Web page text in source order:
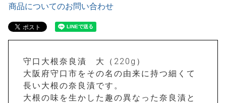
商品についてのお問い合わせ
守口大根奈良漬 大（220g）
大阪府守口市をその名の由来に持つ細くて
長い大根の奈良漬です。
大根の味を生かした趣の異なった奈良漬と